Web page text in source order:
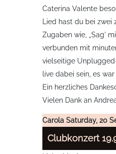
Caterina Valente
Lied hast du bei
Zugaben wie, „Sag'
verbunden mit
vielseitige
live dabei sein, es
Ein herzliches
Vielen Dank an
Carola Saturday, 20
Clubkonzert